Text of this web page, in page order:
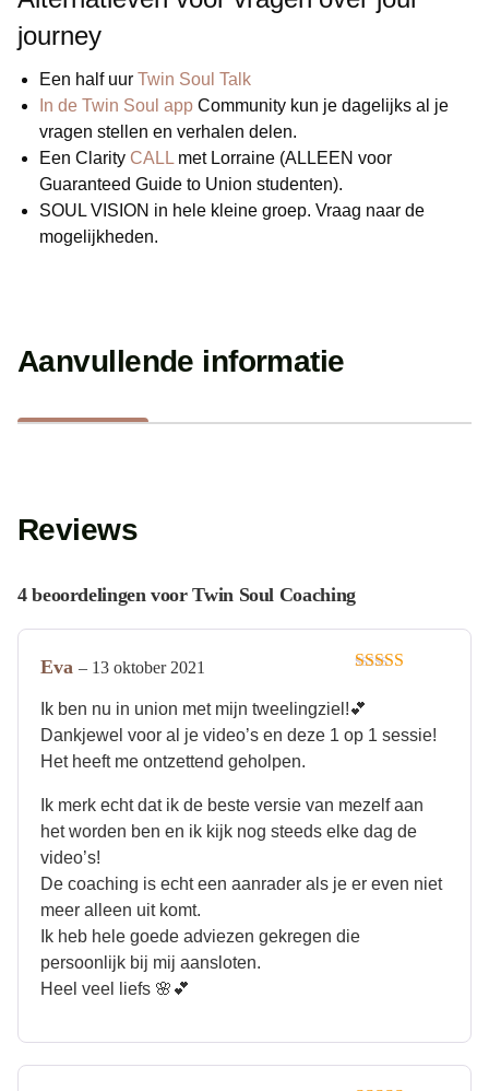
journey
Een half uur Twin Soul Talk
In de Twin Soul app Community kun je dagelijks al je
vragen stellen en verhalen delen.
Een Clarity CALL met Lorraine (ALLEEN voor
Guaranteed Guide to Union studenten).
SOUL VISION in hele kleine groep. Vraag naar de
mogelijkheden.
Aanvullende informatie
Reviews
4 beoordelingen voorTwin Soul Coaching
5uit 5
Eva – 13 oktober 2021
Ik ben nu in union met mijn tweelingziel!💕
Dankjewel voor al je video’s en deze 1 op 1 sessie!
Het heeft me ontzettend geholpen.
Ik merk echt dat ik de beste versie van mezelf aan
het worden ben en ik kijk nog steeds elke dag de
video’s!
De coaching is echt een aanrader als je er even niet
meer alleen uit komt.
Ik heb hele goede adviezen gekregen die
persoonlijk bij mij aansloten.
Heel veel liefs 🌸💕